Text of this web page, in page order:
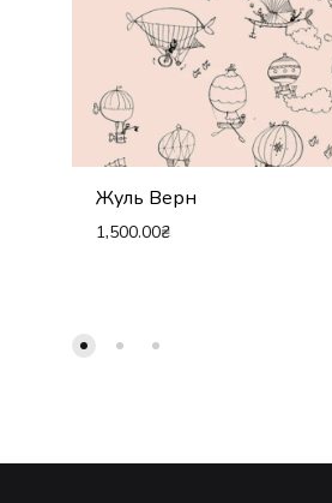
Жуль Верн
1,500.00₴